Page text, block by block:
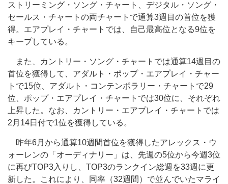
ストリーミング・ソング・チャート、デジタル・ソング・
セールス・チャートの両チャートで通算3週目の首位を獲
得。エアプレイ・チャートでは、自己最高位となる9位を
キープしている。
また、カントリー・ソング・チャートでは通算14週目の
首位を獲得して、アダルト・ポップ・エアプレイ・チャー
トで15位、アダルト・コンテンポラリー・チャートで29
位、ポップ・エアプレイ・チャートでは30位に、それぞれ
上昇した。なお、カントリー・エアプレイ・チャートでは
2月14日付で1位を獲得している。
昨年6月から通算10週間首位を獲得したアレックス・ウ
ォーレンの「オーディナリー」は、先週の5位から今週3位
に再びTOP3入りし、TOP3のランクイン総週を33週に更
新した。これにより、同率（32週間）で並んでいたマライ